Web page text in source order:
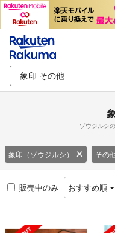
ゾウジルシ
象印（ゾウジルシ） その
販売中のみ おすすめ順